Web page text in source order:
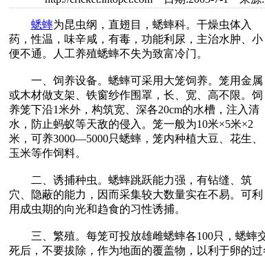
蟋蟀为昆虫纲，直翅目，蟋蟀科。干燥虫体入
药，性温，味辛咸，有毒，功能利尿，主治水肿、小
便不通。人工养殖蟋蟀不失为致富冷门。
一、饲养设备。蟋蟀可采用大笼饲养。笼用金属
或木材做支架、铁窗纱作围罩，长、宽、高不限。饲
养笼下沿1米外，构筑宽、深各20cm的水槽，注入清
水，防止蚂蚁等天敌的侵入。笼一般为10米×5米×2
米，可养3000—5000只蟋蟀，笼内种植大豆、花生、
玉米等作饲料。
二、诱捕种虫。蟋蟀跳跃能力强，有钻缝、筑
穴、隐蔽的能力，因而采集较大数量实在不易。可利
用成虫期的向光和趋食的习性诱捕。
三、繁殖。每笼可投放雄雌蟋蟀各100只，蟋蟀
死后，不要拔除，作为地面的覆盖物，以利于卵的